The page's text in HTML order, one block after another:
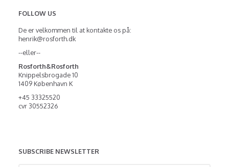
FOLLOW US
De er velkommen til at kontakte os på:
henrik@rosforth.dk
--eller--
Rosforth&Rosforth
Knippelsbrogade 10
1409 København K
+45 33325520
cvr 30552326
SUBSCRIBE NEWSLETTER